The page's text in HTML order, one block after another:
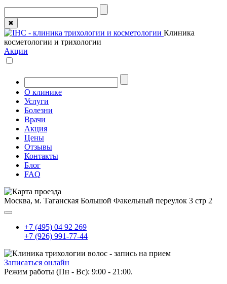
✖
Клиника
косметологии и трихологии
Акции
О клинике
Услуги
Болезни
Врачи
Акция
Цены
Отзывы
Контакты
Блог
FAQ
Москва, м. Таганская Большой Факельный переулок 3 стр 2
+7 (495) 04 92 269
+7 (926) 991-77-44
Записаться онлайн
Режим работы (Пн - Вс): 9:00 - 21:00.